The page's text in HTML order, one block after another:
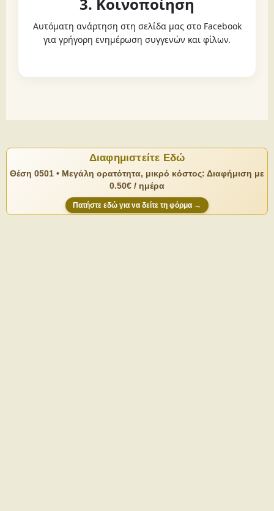
Αυτόματη ανάρτηση στη σελίδα μας στο Facebook
για γρήγορη ενημέρωση συγγενών και φίλων.
Διαφημιστείτε Εδώ
Θέση 0501 • Μεγάλη ορατότητα, μικρό κόστος: Διαφήμιση με
0.50€ / ημέρα
Πατήστε εδώ για να δείτε τη φόρμα →